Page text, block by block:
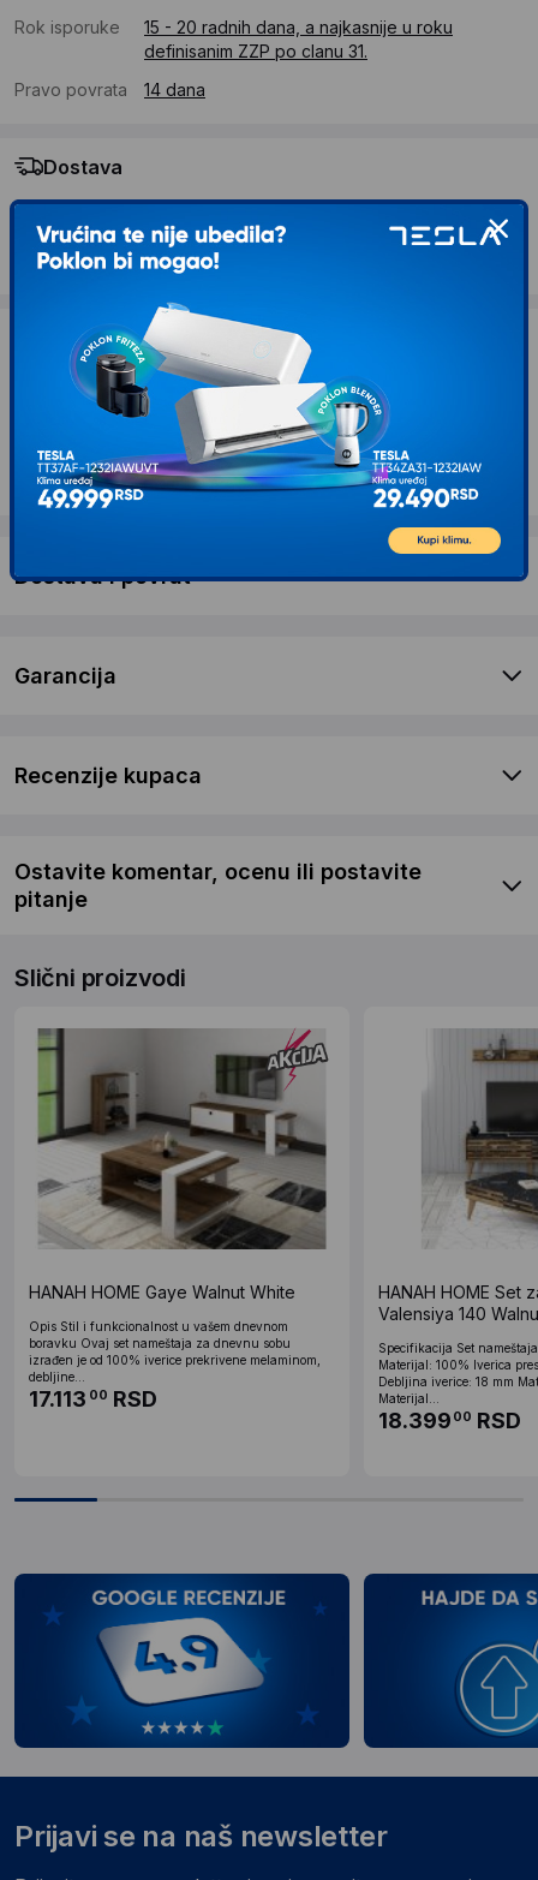
Rok isporuke
15 - 20 radnih dana, a najkasnije u roku
definisanim ZZP po clanu 31.
Pravo povrata
14 dana
Dostava
Standardna dostava se očekuje u roku od 15 - 20 radnih
dana
Troskovi dostave 490 RSD
Želite li ponudu za firmu?
Kontaktirajte nas
Opis proizvoda HANAH HOME Bohem 855
Cream set za dnevnu sobu
Dostava i povrat
Garancija
Recenzije kupaca
Ostavite komentar, ocenu ili postavite
pitanje
Slični proizvodi
HANAH HOME Gaye Walnut White
Opis Stil i funkcionalnost u vašem dnevnom
boravku Ovaj set nameštaja za dnevnu sobu
izrađen je od 100% iverice prekrivene melaminom,
debljine...
17.113 00 RSD
HANAH HOME Set
Valensiya 140
Specifikacija Set
Materijal: 100% Iverica
Debljina iverice: 18 mm
Materijal...
18.399 00 RSD
Prijavi se na naš newsletter